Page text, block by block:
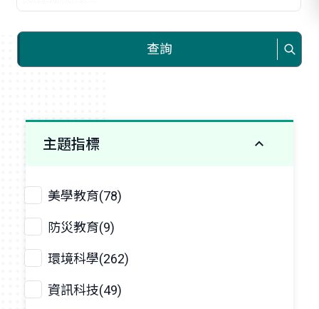
查詢
主題指標
美學教育(78)
防災教育(9)
環境科學(262)
資訊科技(49)